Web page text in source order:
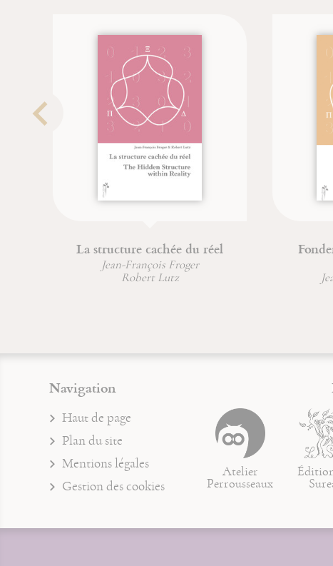
La structure cachée du réel
Jean-François Froger
Robert Lutz
Fondements
Jean-
Robert
Navigation
Haut de page
Plan du site
Mentions légales
Gestion des cookies
Atelier
Perrousseaux